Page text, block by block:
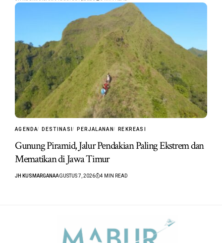
AGENDA DESTINASI PERJALANAN REKREASI
Gunung Piramid, Jalur Pendakian Paling Ekstrem dan
Mematikan di Jawa Timur
JH KUSMARGANAAGUSTUS 7, 2026 4 MIN READ